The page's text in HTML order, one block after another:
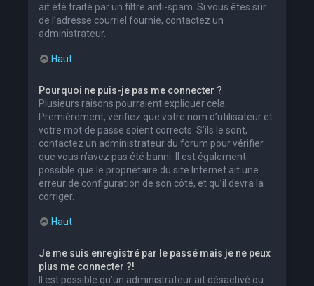
ait été traité par un filtre anti-spam. Si vous êtes sûr
de l’adresse courriel fournie, contactez un
administrateur.
Haut
Pourquoi ne puis-je pas me connecter ?
Plusieurs raisons pourraient expliquer cela.
Premièrement, vérifiez que votre nom d’utilisateur et
votre mot de passe soient corrects. S’ils le sont,
contactez un administrateur du forum pour vérifier
que vous n’avez pas été banni. Il est également
possible que le propriétaire du site Internet ait une
erreur de configuration de son côté, et qu’il devra la
corriger.
Haut
Je me suis enregistré par le passé mais je ne peux
plus me connecter ?!
Il est possible qu’un administrateur ait désactivé ou